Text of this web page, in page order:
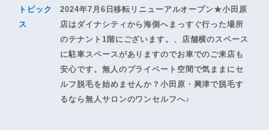
トピック
ス
2024年7月6日移転リニューアルオープン★小田原
店はダイナシティから海側へまっすぐ行った場所
のテナント1階にございます。、店舗横のスペース
に駐車スペースがありますのでお車でのご来店も
安心です。無人のプライベート空間で気ままにセ
ルフ脱毛を始めませんか？小田原・興津で脱毛す
るなら無人サロンのワンセルフへ♪